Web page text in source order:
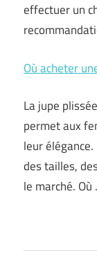
effectuer un
Où acheter
La jupe
permet aux
leur
des tailles,
le marché.